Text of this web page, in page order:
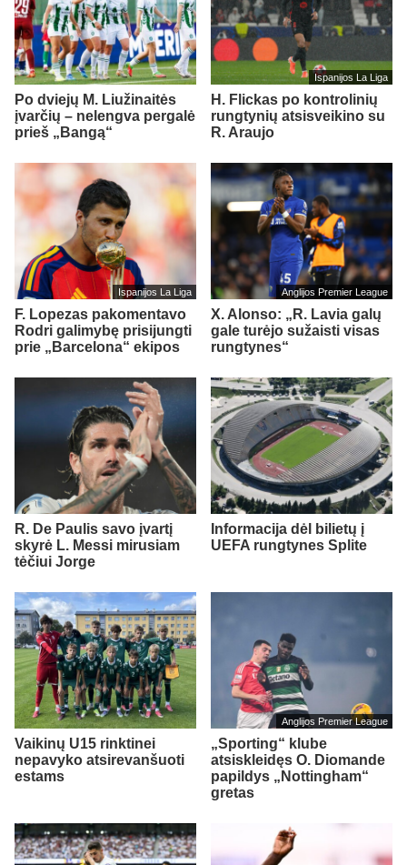
Po dviejų M. Liužinaitės
įvarčių – nelengva pergalė
prieš „Bangą“
Ispanijos La Liga
H. Flickas po kontrolinių
rungtynių atsisveikino su
R. Araujo
Ispanijos La Liga
F. Lopezas pakomentavo
Rodri galimybę prisijungti
prie „Barcelona“ ekipos
Anglijos Premier League
X. Alonso: „R. Lavia galų
gale turėjo sužaisti visas
rungtynes“
R. De Paulis savo įvartį
skyrė L. Messi mirusiam
tėčiui Jorge
Informacija dėl bilietų į
UEFA rungtynes Splite
Vaikinų U15 rinktinei
nepavyko atsirevanšuoti
estams
Anglijos Premier League
„Sporting“ klube
atsiskleidęs O. Diomande
papildys „Nottingham“
gretas